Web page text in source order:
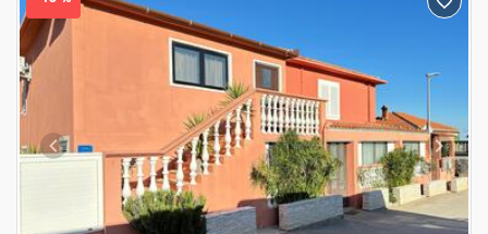
Previous Next